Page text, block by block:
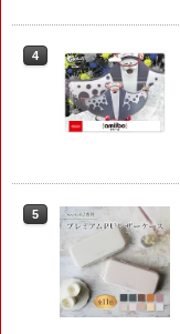
5
4
5
4
5